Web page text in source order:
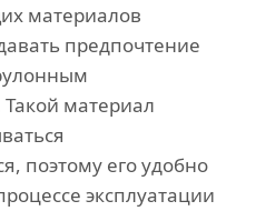
материалов
предпочтение
материал
поэтому его удобно
эксплуатации